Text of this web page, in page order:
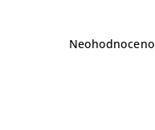
Průměrné
Neohodnoceno